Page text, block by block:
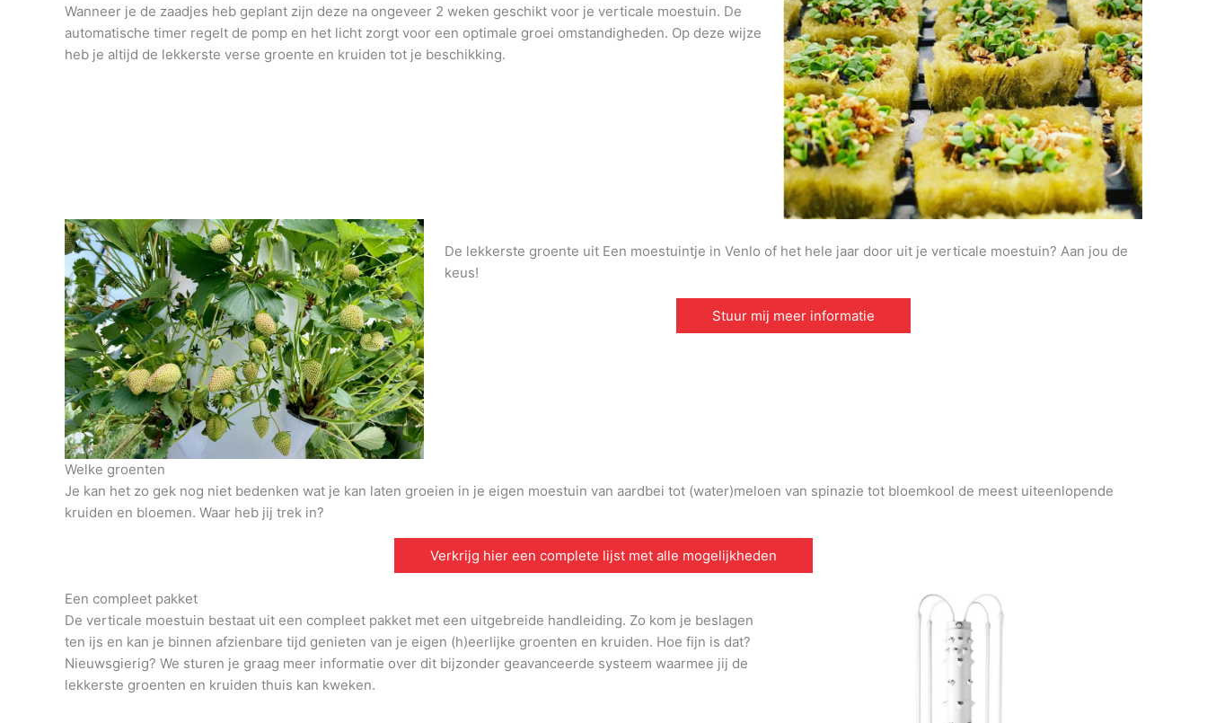
Wanneer je de zaadjes heb geplant zijn deze na ongeveer 2 weken geschikt voor je verticale moestuin. De
automatische timer regelt de pomp en het licht zorgt voor een optimale groei omstandigheden. Op deze wijze
heb je altijd de lekkerste verse groente en kruiden tot je beschikking.
De lekkerste groente uit Een moestuintje in Venlo of het hele jaar door uit je verticale moestuin? Aan jou de
keus!
Stuur mij meer informatie
Welke groenten
Je kan het zo gek nog niet bedenken wat je kan laten groeien in je eigen moestuin van aardbei tot (water)meloen van spinazie tot bloemkool de meest uiteenlopende
kruiden en bloemen. Waar heb jij trek in?
Verkrijg hier een complete lijst met alle mogelijkheden
Een compleet pakket
De verticale moestuin bestaat uit een compleet pakket met een uitgebreide handleiding. Zo kom je beslagen
ten ijs en kan je binnen afzienbare tijd genieten van je eigen (h)eerlijke groenten en kruiden. Hoe fijn is dat?
Nieuwsgierig? We sturen je graag meer informatie over dit bijzonder geavanceerde systeem waarmee jij de
lekkerste groenten en kruiden thuis kan kweken.